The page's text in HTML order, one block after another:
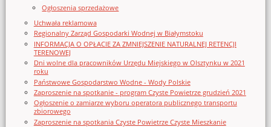
Ogłoszenia sprzedażowe
Uchwała reklamowa
Regionalny Zarząd Gospodarki Wodnej w Białymstoku
INFORMACJA O OPŁACIE ZA ZMNIEJSZENIE NATURALNEJ RETENCJI
TERENOWEJ
Dni wolne dla pracowników Urzędu Miejskiego w Olsztynku w 2021
roku
Państwowe Gospodarstwo Wodne - Wody Polskie
Zaproszenie na spotkanie - program Czyste Powietrze grudzień 2021
Ogłoszenie o zamiarze wyboru operatora publicznego transportu
zbiorowego
Zaproszenie na spotkania Czyste Powietrze Czyste Mieszkanie